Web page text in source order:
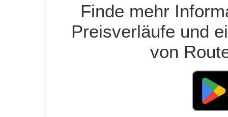
Finde mehr
Preisverläufe und
von